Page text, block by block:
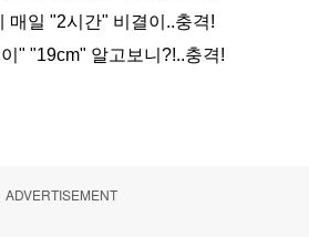
ADVERTISEMENT